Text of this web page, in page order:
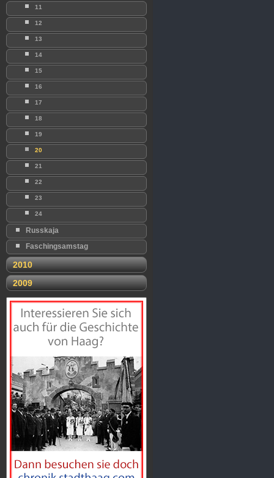
11
12
13
14
15
16
17
18
19
20
21
22
23
24
Russkaja
Faschingsamstag
2010
2009